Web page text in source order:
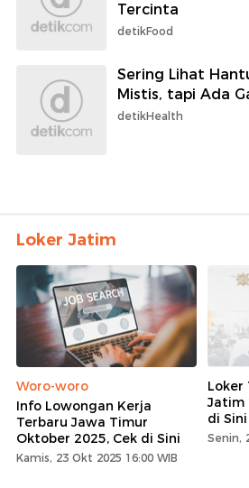
Tercinta
detikFood
Sering Lihat
Mistis, tapi Ada
detikHealth
Loker Jatim
Woro-woro
Info Lowongan Kerja
Terbaru Jawa Timur
Oktober 2025, Cek di Sini
Kamis, 23 Okt 2025 16:00 WIB
Loker
Jatim
di Sini
Senin,